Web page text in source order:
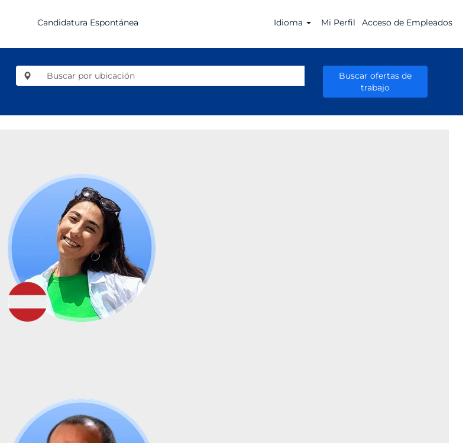
Candidatura Espontánea Idioma Mi Perfil Acceso de Empleados
Buscar ofertas de
trabajo